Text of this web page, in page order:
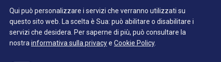
famiglia era legato anche alla pressione sociale, al
rischio di esclusione e alla mancanza di alternative fuori
dalle miniere.
Qui può personalizzare i servizi che verranno utilizzati su
questo sito web. La scelta è Sua: può abilitare o disabilitare i
servizi che desidera. Per saperne di più, può consultare la
nostra informativa sulla privacye Cookie Policy.